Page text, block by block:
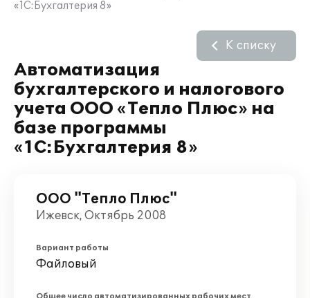
«1С:Бухгалтерия 8»
Автоматизация
бухгалтерского и налогового
учета ООО «Тепло Плюс» на
базе программы
«1С:Бухгалтерия 8»
К списку
ООО "Тепло Плюс"
Ижевск, Октябрь 2008
Вариант работы
Файловый